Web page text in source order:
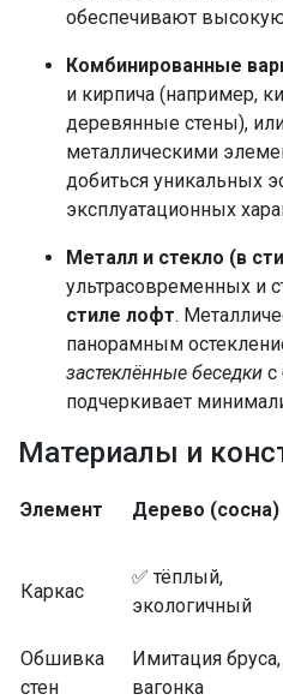
обеспечивают
Комбинированные
и кирпича (например,
деревянные стены),
металлическими
добиться уникальных
эксплуатационных
Металл и стекло (в
ультрасовременных и
стиле лофт.
панорамным
застеклённые беседки с
подчеркивает
Материалы и
Элемент Дерево (сосна)
Каркас
✅ тёплый,
экологичный
Обшивка
стен
Имитация бруса,
вагонка